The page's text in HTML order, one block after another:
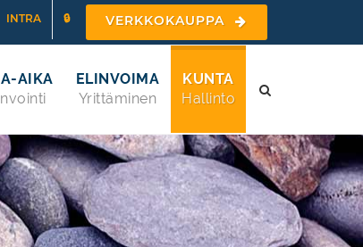
INTRA 🔒 VERKKOKAUPPA
AIKA
ELINVOIMA
Yrittäminen
KUNTA
Hallinto